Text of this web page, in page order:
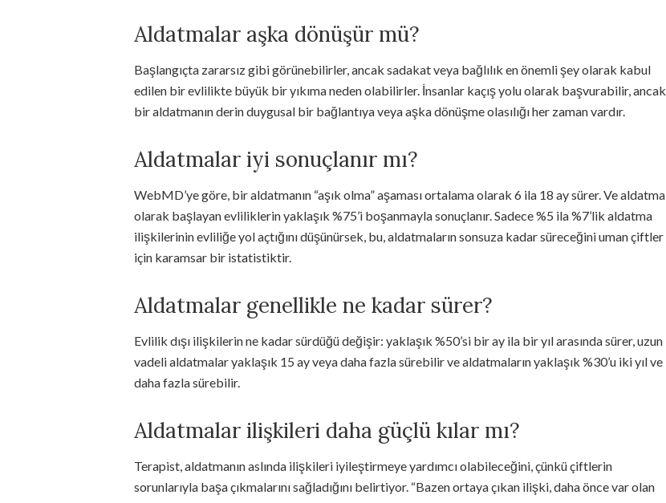
Aldatmalar aşka dönüşür mü?
Başlangıçta zararsız gibi görünebilirler, ancak sadakat veya bağlılık en önemli şey olarak kabul
edilen bir evlilikte büyük bir yıkıma neden olabilirler. İnsanlar kaçış yolu olarak başvurabilir, ancak
bir aldatmanın derin duygusal bir bağlantıya veya aşka dönüşme olasılığı her zaman vardır.
Aldatmalar iyi sonuçlanır mı?
WebMD’ye göre, bir aldatmanın “aşık olma” aşaması ortalama olarak 6 ila 18 ay sürer. Ve aldatma
olarak başlayan evliliklerin yaklaşık %75’i boşanmayla sonuçlanır. Sadece %5 ila %7’lik aldatma
ilişkilerinin evliliğe yol açtığını düşünürsek, bu, aldatmaların sonsuza kadar süreceğini uman çiftler
için karamsar bir istatistiktir.
Aldatmalar genellikle ne kadar sürer?
Evlilik dışı ilişkilerin ne kadar sürdüğü değişir: yaklaşık %50’si bir ay ila bir yıl arasında sürer, uzun
vadeli aldatmalar yaklaşık 15 ay veya daha fazla sürebilir ve aldatmaların yaklaşık %30’u iki yıl ve
daha fazla sürebilir.
Aldatmalar ilişkileri daha güçlü kılar mı?
Terapist, aldatmanın aslında ilişkileri iyileştirmeye yardımcı olabileceğini, çünkü çiftlerin
sorunlarıyla başa çıkmalarını sağladığını belirtiyor. “Bazen ortaya çıkan ilişki, daha önce var olan